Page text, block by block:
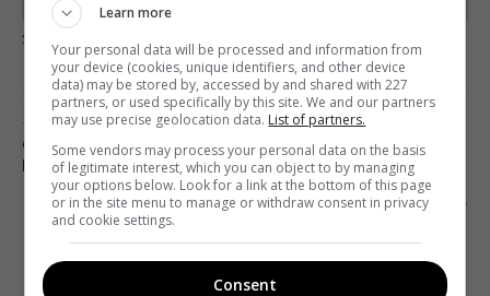
загрузка...
Предыдущий пост
QUIBI ПОЛУЧИЛ 300 ТЫСЯЧ ЗАГРУЗОК В
ПЕРВЫЙ ДЕНЬ ЗАПУСКА
Следующий пост
ЗВЕЗДЫ СЕРИАЛА «СЕКС В БОЛЬШОМ
Learn more
Your personal data will be processed and information from
your device (cookies, unique identifiers, and other device
data) may be stored by, accessed by and shared with 227
partners, or used specifically by this site. We and our partners
may use precise geolocation data. List of partners.
Some vendors may process your personal data on the basis
of legitimate interest, which you can object to by managing
your options below. Look for a link at the bottom of this page
or in the site menu to manage or withdraw consent in privacy
and cookie settings.
Consent